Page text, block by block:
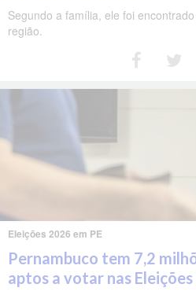
Segundo a família, ele foi
região.
Eleições 2026 em PE
Pernambuco tem 7,2
aptos a votar nas